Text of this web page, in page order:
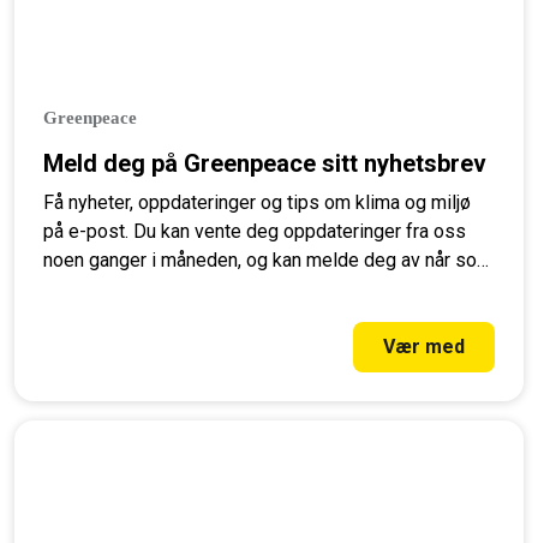
Greenpeace
Meld deg på Greenpeace sitt nyhetsbrev
Få nyheter, oppdateringer og tips om klima og miljø
på e-post. Du kan vente deg oppdateringer fra oss
noen ganger i måneden, og kan melde deg av når som
Vær med